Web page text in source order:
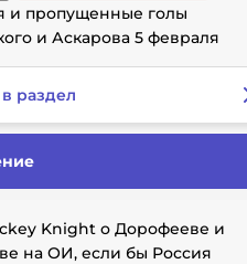
и пропущенные голы
и Аскарова 5 февраля
раздел
Knight о Дорофееве и
на ОИ, если бы Россия